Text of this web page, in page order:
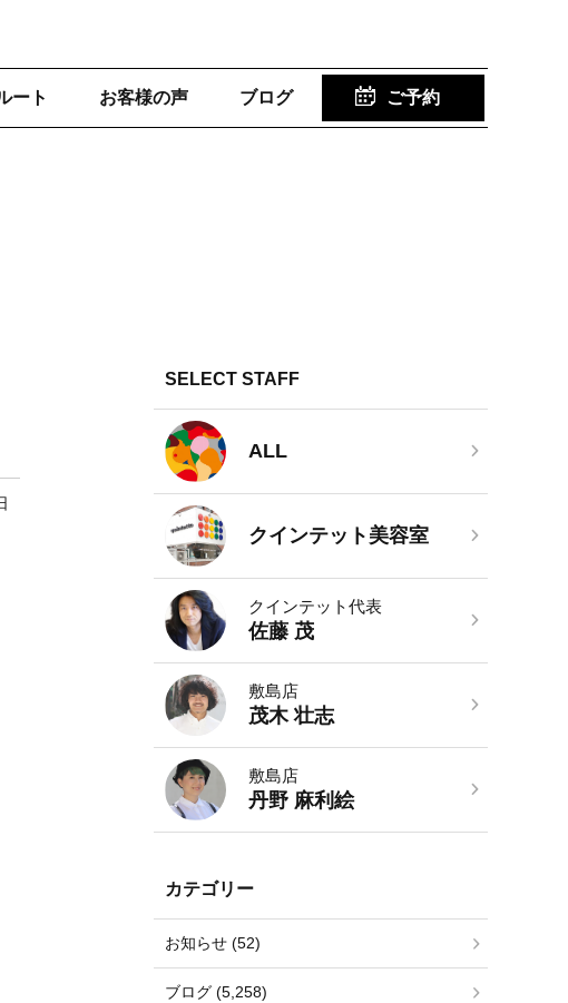
ート お客様の声 ブログ ご予約
SELECT STAFF
ALL
クインテット美容室
クインテット代表
佐藤 茂
敷島店
茂木 壮志
敷島店
丹野 麻利絵
カテゴリー
お知らせ (52)
ブログ (5,258)